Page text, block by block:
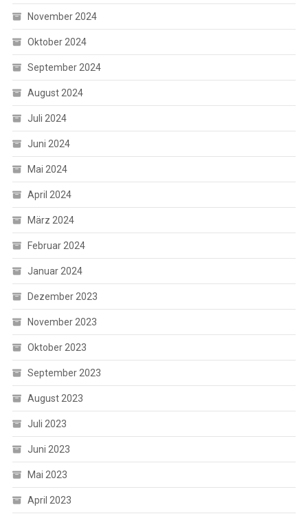
November 2024
Oktober 2024
September 2024
August 2024
Juli 2024
Juni 2024
Mai 2024
April 2024
März 2024
Februar 2024
Januar 2024
Dezember 2023
November 2023
Oktober 2023
September 2023
August 2023
Juli 2023
Juni 2023
Mai 2023
April 2023